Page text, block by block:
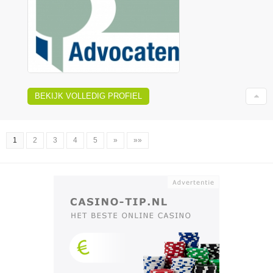
BEKIJK VOLLEDIG PROFIEL
1 2 3 4 5 » »»